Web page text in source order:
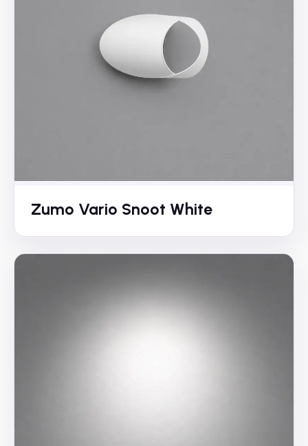
Zumo Vario Snoot White